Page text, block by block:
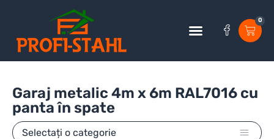
0
Garaj metalic 4m x 6m RAL7016 cu
panta în spate
Selectați o categorie